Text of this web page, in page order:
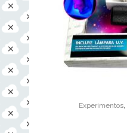
Experimentos,